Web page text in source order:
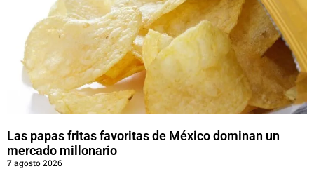
Las papas fritas favoritas de México dominan un
mercado millonario
7 agosto 2026